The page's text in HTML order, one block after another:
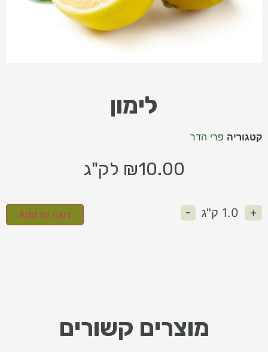
לימון
קטגוריה פרי הדר
₪10.00 לק"ג
- 1.0 ק"ג +
Add to cart
מוצרים קשורים